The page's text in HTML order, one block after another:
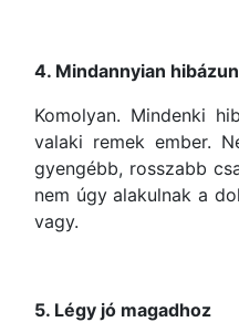
4. Mindannyian
Komolyan. Mindenki
valaki remek ember.
gyengébb, rosszabb
nem úgy alakulnak a
vagy.
5. Légy jó magadhoz